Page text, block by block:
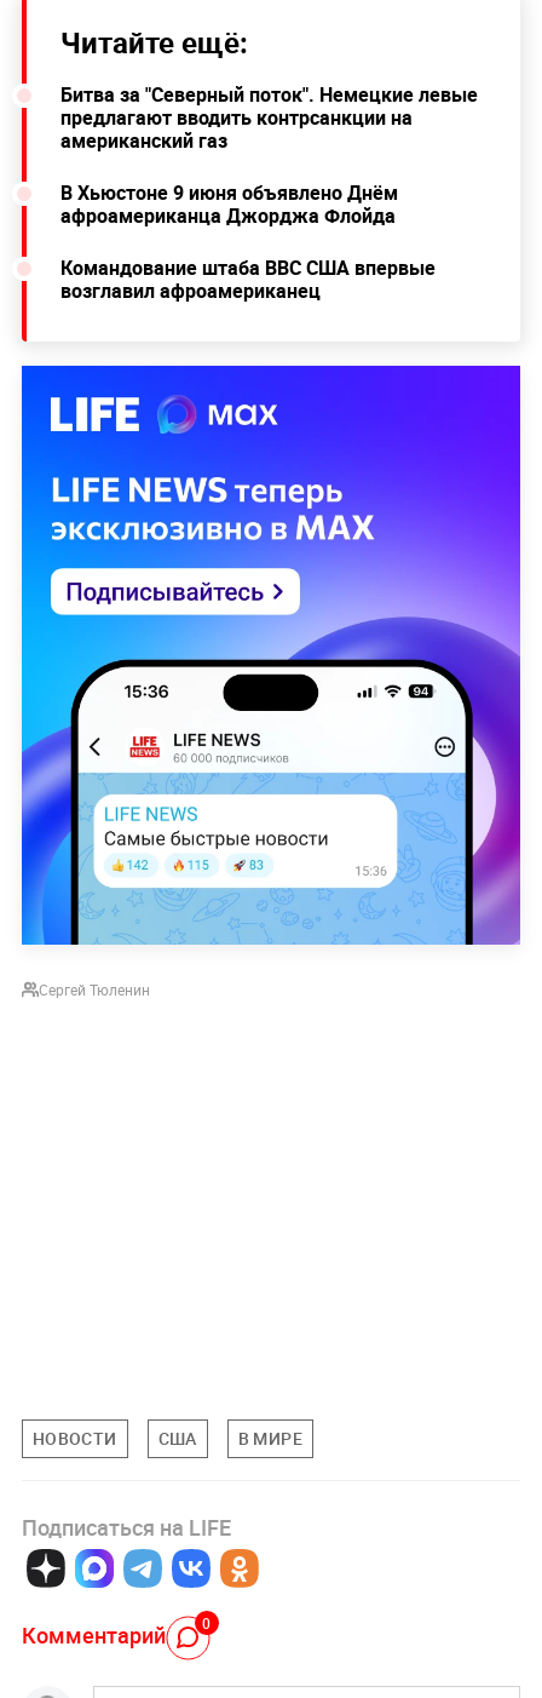
Читайте ещё:
Битва за "Северный поток". Немецкие левые
предлагают вводить контрсанкции на
американский газ
В Хьюстоне 9 июня объявлено Днём
афроамериканца Джорджа Флойда
Командование штаба ВВС США впервые
возглавил афроамериканец
Сергей Тюленин
НОВОСТИ США В МИРЕ
Подписаться на LIFE
Комментарий 0